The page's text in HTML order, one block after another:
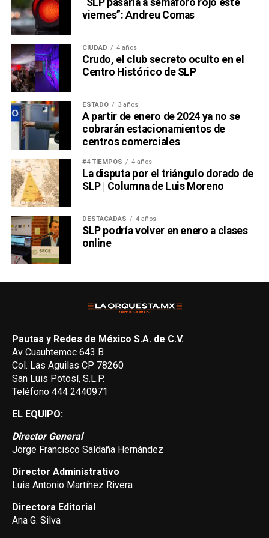
viernes”: Andreu Comas
CIUDAD 4 años
Crudo, el club secreto oculto en el
Centro Histórico de SLP
ESTADO 3 años
A partir de enero de 2024 ya no se
cobrarán estacionamientos de
centros comerciales
#4 TIEMPOS 4 años
La disputa por el triángulo dorado de
SLP | Columna de Luis Moreno
DESTACADAS 4 años
SLP podría volver en enero a clases
online
Pautas y Redes de México S.A. de C.V.
Av Cuauhtemoc 643 B
Col. Las Aguilas CP 78260
San Luis Potosí, S.L.P.
Teléfono 444 2440971
EL EQUIPO:
Director General
Jorge Francisco Saldaña Hernández
Director Administrativo
Luis Antonio Martínez Rivera
Directora Editorial
Ana G. Silva